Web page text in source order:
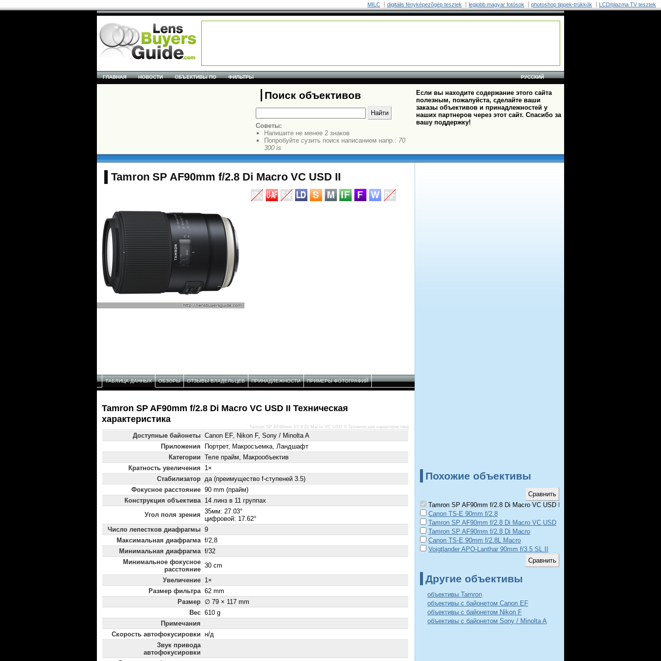
MILC digitális fényképezõgép tesztek legjobb magyar fotósok photoshop tippek-trükkök LCD/plazma TV tesztek
РУССКИЙ
ГЛАВНАЯ НОВОСТИ ОБЪЕКТИВЫ ПО ФИЛЬТРЫ
Поиск объективов
Советы:
Напишите не менее 2 знаков
Попробуйте сузить поиск написанием напр.: 70
300 is
Если вы находите содержание этого сайта
полезным, пожалуйста, сделайте ваши
заказы объективов и принадлежностей у
наших партнеров через этот сайт. Спасибо за
вашу поддержку!
Tamron SP AF90mm f/2.8 Di Macro VC USD II
ТАБЛИЦА ДАННЫХ ОБЗОРЫ ОТЗЫВЫ ВЛАДЕЛЬЦЕВ ПРИНАДЛЕЖНОСТИ ПРИМЕРЫ ФОТОГРАФИЙ
Tamron SP AF90mm f/2.8 Di Macro VC USD II Техническая
характеристика
Доступные байонеты Canon EF, Nikon F, Sony / Minolta A
Приложения
Портрет, Макросъемка, Ландшафт
Категории Теле прайм, Макрообъектив
Кратность увеличения
1×
Стабилизатор да (преимущество f-ступеней 3.5)
Фокусное расстояние 90 mm (прайм)
Конструкция объектива 14 линз в 11 группах
Угол поля зрения 35мм: 27.03°
цифровой: 17.62°
Число лепестков диафрагмы 9
Максимальная диафрагма f/2,8
Минимальная диафрагма f/32
Минимальное фокусное
расстояние
30 cm
Увеличение 1×
Размер фильтра 62 mm
Размер ∅ 79 × 117 mm
Вес 610 g
Примечания
Скорость автофокусировки н/д
Звук привода
автофокусировки
Tamron SP AF90mm f/2.8 Di Macro VC USD II Техническая характеристика
Похожие объективы
Tamron SP AF90mm f/2.8 Di Macro VC USD II
Canon TS-E 90mm f/2.8
Tamron SP AF90mm f/2.8 Di Macro VC USD
Tamron SP AF90mm f/2.8 Di Macro
Canon TS-E 90mm f/2.8L Macro
Voigtlander APO-Lanthar 90mm f/3.5 SL II
Другие объективы
объективы Tamron
объективы с байонетом Canon EF
объективы с байонетом Nikon F
объективы с байонетом Sony / Minolta A